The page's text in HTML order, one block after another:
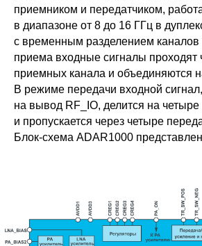
приемником и передатчиком,
в диапазоне от 8 до 16 ГГц в
с временным разделением
приема входные сигналы проходят
приемных канала и объединяются
В режиме передачи входной
на вывод RF_IO, делится на четыре
и пропускается через четыре
Блок-схема ADAR1000